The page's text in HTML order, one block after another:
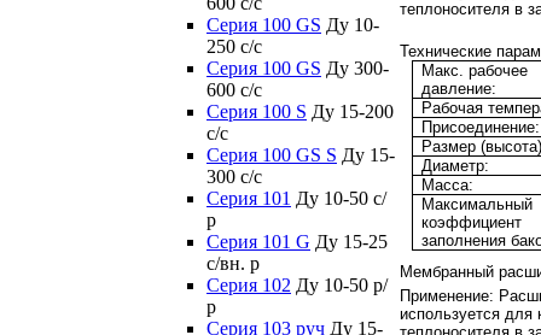
Серия 100 GS Ду 10-
250 c/c
Серия 100 GS Ду 300-
600 c/c
Серия 100 S Ду 15-200
c/c
Серия 100 GS S Ду 15-
300 c/c
Серия 101 Ду 10-50 с/
р
Серия 101 G Ду 15-25
с/вн. р
Серия 102 Ду 10-50 р/
р
Серия 103 руч Ду 15-
теплоносителя в
Технические
Макс. рабочее
давление:
Рабочая
Присоединение:
Размер
Диаметр:
Масса:
Максимальный
коэффициент
заполнения
Мембранный
Применение:
используется для